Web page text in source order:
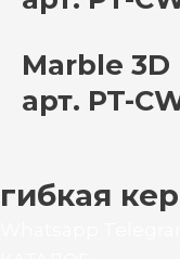
Marble 3D
арт. PT-
гибкая